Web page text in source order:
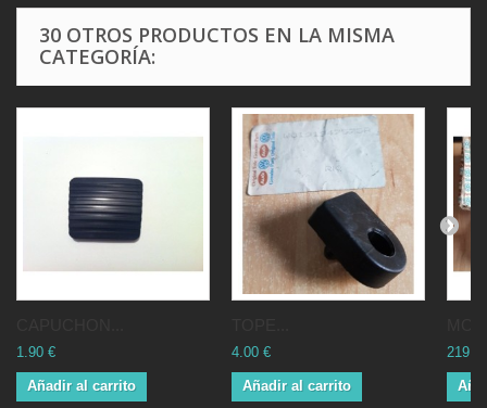
30 OTROS PRODUCTOS EN LA MISMA
CATEGORÍA:
1.90 €
Añadir al carrito
4.00 €
Añadir al carrito